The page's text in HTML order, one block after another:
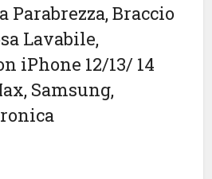
Parabrezza, Braccio
Lavabile,
iPhone 12/13/ 14
Samsung,